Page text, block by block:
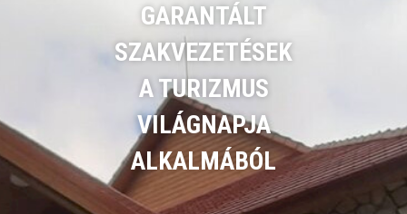
GARANTÁLT
SZAKVEZETÉSEK
A TURIZMUS
VILÁGNAPJA
ALKALMÁBÓL